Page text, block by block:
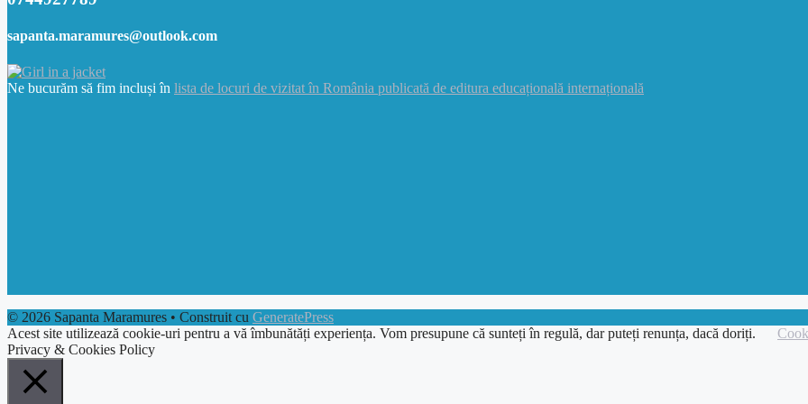
sapanta.maramures@outlook.com
Ne bucurăm să fim incluși în lista de locuri de vizitat în România publicată de editura educațională internațională
© 2026 Sapanta Maramures • Construit cu GeneratePress
Acest site utilizează cookie-uri pentru a vă îmbunătăți experiența. Vom presupune că sunteți în regulă, dar puteți renunța, dacă doriți.
Privacy & Cookies Policy